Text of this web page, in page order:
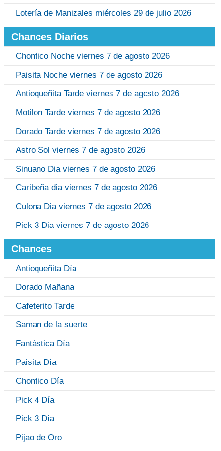
Lotería de Manizales miércoles 29 de julio 2026
Chances Diarios
Chontico Noche viernes 7 de agosto 2026
Paisita Noche viernes 7 de agosto 2026
Antioqueñita Tarde viernes 7 de agosto 2026
Motilon Tarde viernes 7 de agosto 2026
Dorado Tarde viernes 7 de agosto 2026
Astro Sol viernes 7 de agosto 2026
Sinuano Dia viernes 7 de agosto 2026
Caribeña dia viernes 7 de agosto 2026
Culona Dia viernes 7 de agosto 2026
Pick 3 Dia viernes 7 de agosto 2026
Chances
Antioqueñita Día
Dorado Mañana
Cafeterito Tarde
Saman de la suerte
Fantástica Día
Paisita Día
Chontico Día
Pick 4 Día
Pick 3 Día
Pijao de Oro